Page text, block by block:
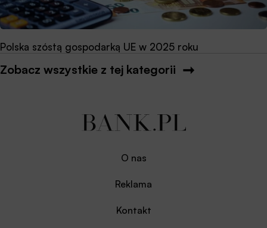
Polska szóstą gospodarką UE w 2025 roku
Zobacz wszystkie z tej kategorii
O nas
Reklama
Kontakt